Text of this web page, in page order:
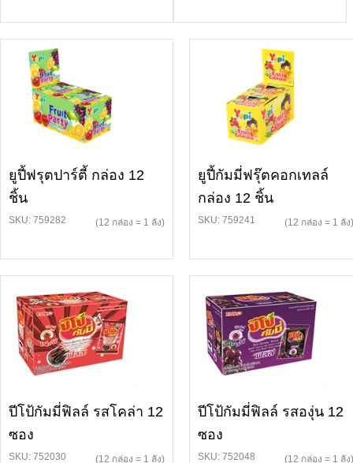
ยูปี้ฟรุตปาร์ตี้ กล่อง 12
ชิ้น
SKU: 759282 (12 กล่อง = 1 ลัง)
ยูปี้กัมมี่ฟรุ๊ตคอกเทลล์
กล่อง 12 ชิ้น
SKU: 759241 (12 กล่อง = 1 ลัง)
ปีโป้กัมมี่ฟิลล์ รสโคล่า 12
ซอง
SKU: 752030 (12 กล่อง = 1 ลัง)
ปีโป้กัมมี่ฟิลล์ รสองุ่น 12
ซอง
SKU: 752048 (12 กล่อง = 1 ลัง)